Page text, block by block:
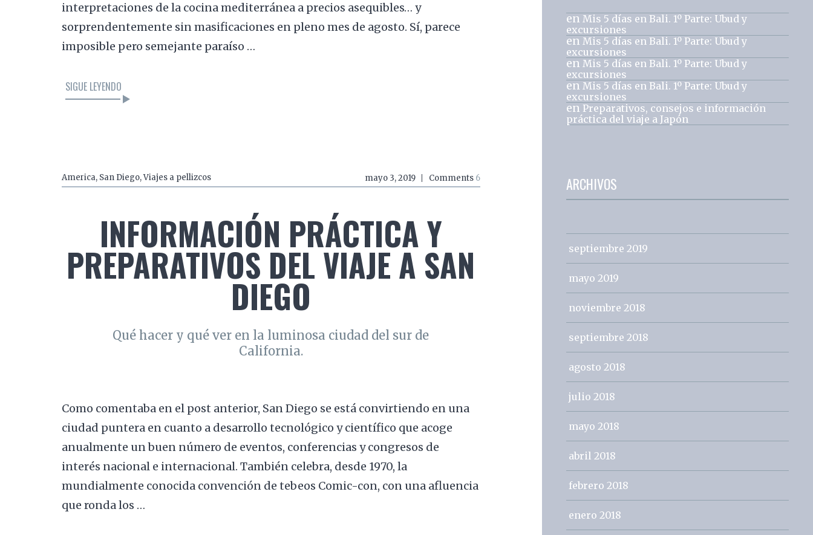
interpretaciones de la cocina mediterránea a precios asequibles… y
sorprendentemente sin masificaciones en pleno mes de agosto. Sí, parece
imposible pero semejante paraíso …
SIGUE LEYENDO
America, San Diego,Viajes a pellizcos mayo 3, 2019 Comments 6
INFORMACIÓN PRÁCTICA Y
PREPARATIVOS DEL VIAJE A SAN
DIEGO
Qué hacer y qué ver en la luminosa ciudad del sur de
California.
Como comentaba en el post anterior, San Diego se está convirtiendo en una
ciudad puntera en cuanto a desarrollo tecnológico y científico que acoge
anualmente un buen número de eventos, conferencias y congresos de
interés nacional e internacional. También celebra, desde 1970, la
mundialmente conocida convención de tebeos Comic-con, con una afluencia
que ronda los …
en Mis 5 días en Bali. 1º Parte: Ubud y
excursiones
en Mis 5 días en Bali. 1º Parte: Ubud y
excursiones
en Mis 5 días en Bali. 1º Parte: Ubud y
excursiones
en Mis 5 días en Bali. 1º Parte: Ubud y
excursiones
en Preparativos, consejos e información
práctica del viaje a Japón
ARCHIVOS
septiembre 2019
mayo 2019
noviembre 2018
septiembre 2018
agosto 2018
julio 2018
mayo 2018
abril 2018
febrero 2018
enero 2018